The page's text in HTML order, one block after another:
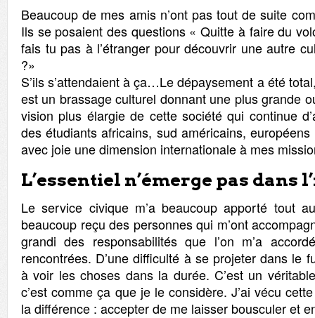
Beaucoup de mes amis n’ont pas tout de suite
Ils se posaient des questions « Quitte à faire du
fais tu pas à l’étranger pour découvrir une autre
?»
S’ils s’attendaient à ça…Le dépaysement a été
est un brassage culturel donnant une plus grande
vision plus élargie de cette société qui continue
des étudiants africains, sud américains,
avec joie une dimension internationale à mes
L’essentiel n’émerge pas dans
Le service civique m’a beaucoup apporté tout
beaucoup reçu des personnes qui m’ont
grandi des responsabilités que l’on m’a
rencontrées. D’une difficulté à se projeter dans le
à voir les choses dans la durée. C’est un
c’est comme ça que je le considère. J’ai vécu
la différence : accepter de me laisser bousculer et